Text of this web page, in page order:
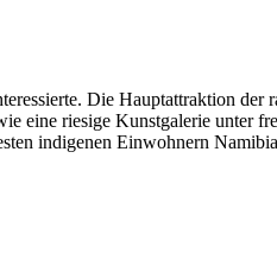
Die Hauptattraktion
eine riesige Kunstgalerie unter
indigenen Einwohnern